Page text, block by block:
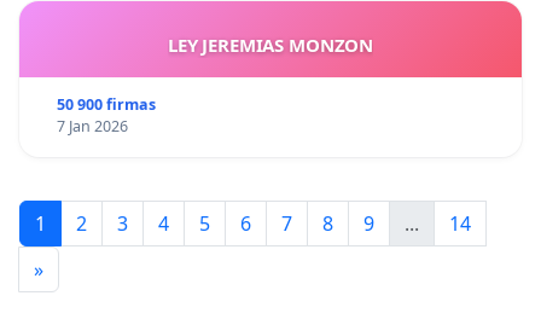
LEY JEREMIAS MONZON
50 900 firmas
7 Jan 2026
1 2 3 4 5 6 7 8 9 ...
14
»